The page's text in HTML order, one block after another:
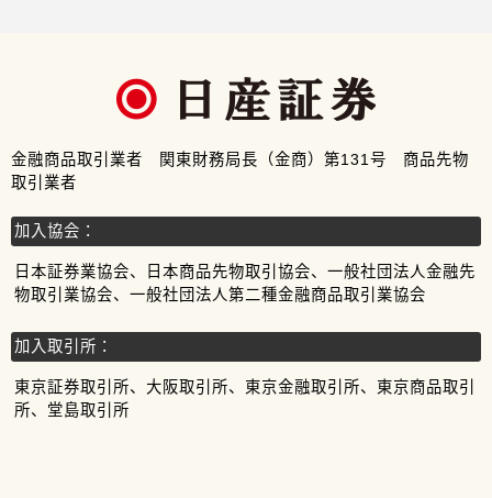
金融商品取引業者 関東財務局長（金商）第131号 商品先物
取引業者
加入協会：
日本証券業協会、日本商品先物取引協会、一般社団法人金融先
物取引業協会、一般社団法人第二種金融商品取引業協会
加入取引所：
東京証券取引所、大阪取引所、東京金融取引所、東京商品取引
所、堂島取引所